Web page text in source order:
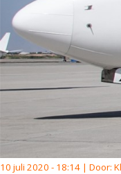
10 juli 2020 - 18:14 | Door: